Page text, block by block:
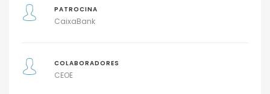
PATROCINA
CaixaBank
COLABORADORES
CEOE